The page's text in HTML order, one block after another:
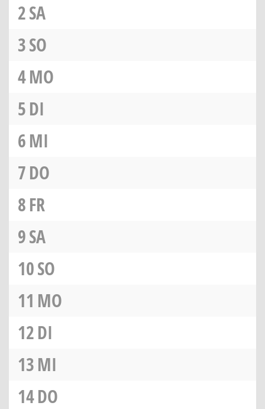
2SA
3SO
4MO
5DI
6MI
7DO
8FR
9SA
10SO
11 MO
12DI
13MI
14DO